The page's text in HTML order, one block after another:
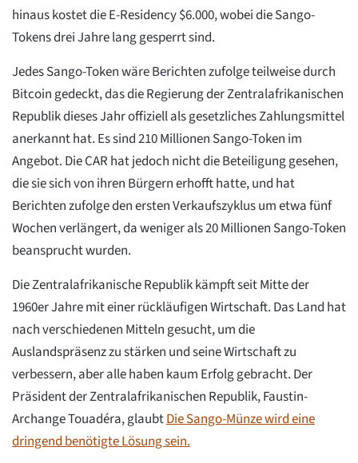
hinaus kostet die E-Residency $6.000, wobei die Sango-
Tokens drei Jahre lang gesperrt sind.
Jedes Sango-Token wäre Berichten zufolge teilweise durch
Bitcoin gedeckt, das die Regierung der Zentralafrikanischen
Republik dieses Jahr offiziell als gesetzliches Zahlungsmittel
anerkannt hat. Es sind 210 Millionen Sango-Token im
Angebot. Die CAR hat jedoch nicht die Beteiligung gesehen,
die sie sich von ihren Bürgern erhofft hatte, und hat
Berichten zufolge den ersten Verkaufszyklus um etwa fünf
Wochen verlängert, da weniger als 20 Millionen Sango-Token
beansprucht wurden.
Die Zentralafrikanische Republik kämpft seit Mitte der
1960er Jahre mit einer rückläufigen Wirtschaft. Das Land hat
nach verschiedenen Mitteln gesucht, um die
Auslandspräsenz zu stärken und seine Wirtschaft zu
verbessern, aber alle haben kaum Erfolg gebracht. Der
Präsident der Zentralafrikanischen Republik, Faustin-
Archange Touadéra, glaubtDie Sango-Münze wird eine
dringend benötigte Lösung sein.